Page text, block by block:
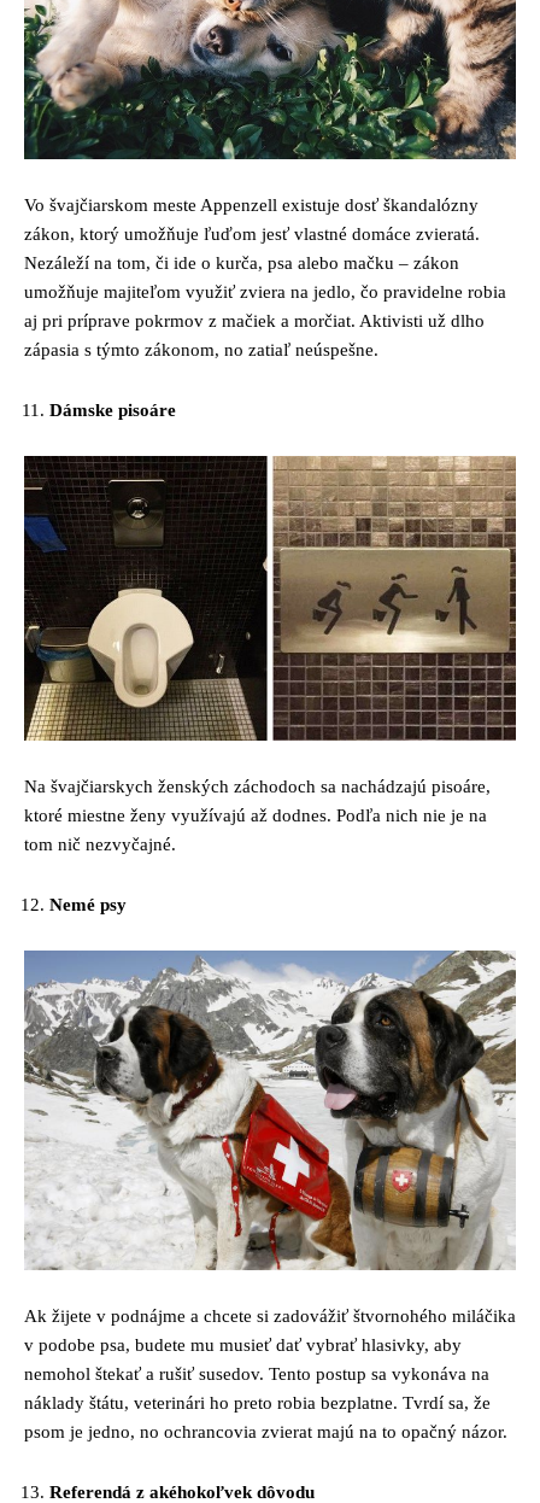
Vo švajčiarskom meste Appenzell existuje dosť škandalózny
zákon, ktorý umožňuje ľuďom jesť vlastné domáce zvieratá.
Nezáleží na tom, či ide o kurča, psa alebo mačku – zákon
umožňuje majiteľom využiť zviera na jedlo, čo pravidelne robia
aj pri príprave pokrmov z mačiek a morčiat. Aktivisti už dlho
zápasia s týmto zákonom, no zatiaľ neúspešne.
Dámske pisoáre
Na švajčiarskych ženských záchodoch sa nachádzajú pisoáre,
ktoré miestne ženy využívajú až dodnes. Podľa nich nie je na
tom nič nezvyčajné.
Nemé psy
Ak žijete v podnájme a chcete si zadovážiť štvornohého miláčika
v podobe psa, budete mu musieť dať vybrať hlasivky, aby
nemohol štekať a rušiť susedov. Tento postup sa vykonáva na
náklady štátu, veterinári ho preto robia bezplatne. Tvrdí sa, že
psom je jedno, no ochrancovia zvierat majú na to opačný názor.
Referendá z akéhokoľvek dôvodu